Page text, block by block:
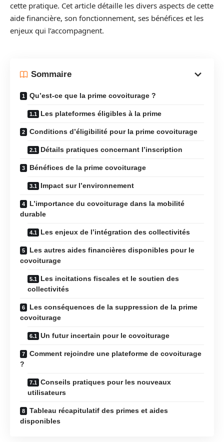
cette pratique. Cet article détaille les divers aspects de cette
aide financière, son fonctionnement, ses bénéfices et les
enjeux qui l’accompagnent.
Sommaire
Qu’est-ce que la prime covoiturage ?
Les plateformes éligibles à la prime
Conditions d’éligibilité pour la prime covoiturage
Détails pratiques concernant l’inscription
Bénéfices de la prime covoiturage
Impact sur l’environnement
L’importance du covoiturage dans la mobilité
durable
Les enjeux de l’intégration des collectivités
Les autres aides financières disponibles pour le
covoiturage
Les incitations fiscales et le soutien des
collectivités
Les conséquences de la suppression de la prime
covoiturage
Un futur incertain pour le covoiturage
Comment rejoindre une plateforme de covoiturage
?
Conseils pratiques pour les nouveaux
utilisateurs
Tableau récapitulatif des primes et aides
disponibles